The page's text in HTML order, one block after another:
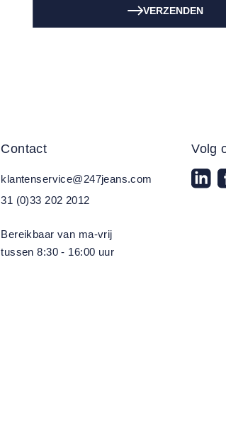
VERZENDEN
Contact
klantenservice@247jeans.com
31 (0)33 202 2012
Bereikbaar van ma-vrij
tussen 8:30 - 16:00 uur
Volg